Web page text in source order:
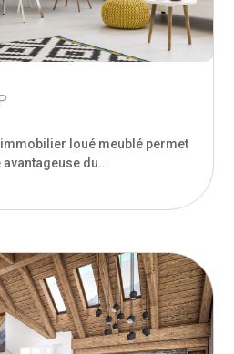
immobilier loué meublé permet
du...